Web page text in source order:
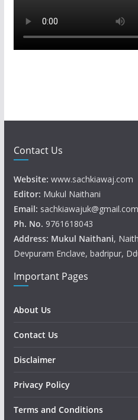
Contact Us
Website: www.sachkiawaj.com
Editor: Mukul Naithani
Email: sachkiawajuk@gmail.com
Ph. No. 9761618043
Address: Mukul Naithani,
Devpuram Enclave, badripur,
Important Pages
About Us
Contact Us
Disclaimer
Privacy Policy
Terms and Conditions